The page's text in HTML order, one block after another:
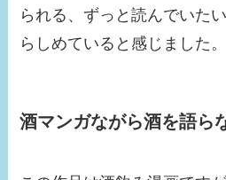
られる、ずっと読んでいた
らしめていると感じました。
酒マンガながら酒を語ら